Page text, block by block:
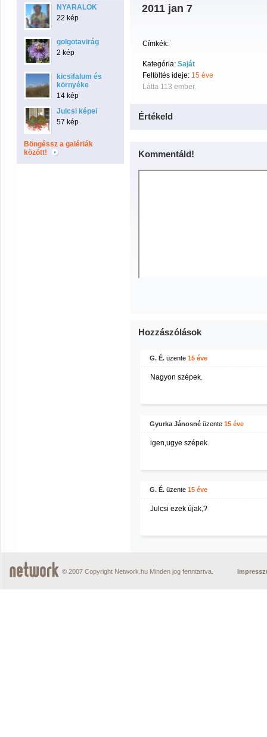
NYARALOK
22 kép
golgotavirág
2 kép
kicsifalum és
környéke
14 kép
Julcsi képei
57 kép
Böngéssz a galériák
között!
2011 jan 7
Címkék:
Kategória: Saját
Feltöltés ideje: 15 éve
Látta 113 ember.
Értékeld
Kommentáld!
Hozzászólások
G. É. üzente 15 éve
Nagyon szépek.
Gyurka Jánosné üzente 15 éve
igen,ugye szépek.
G. É. üzente 15 éve
Julcsi ezek újak,?
© 2007 Copyright Network.hu Minden jog fenntartva.